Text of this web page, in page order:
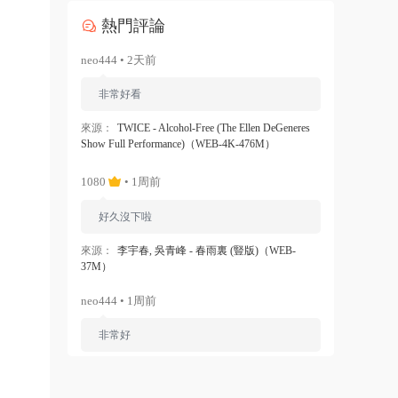
熱門評論
neo444 • 2天前
非常好看
來源：
TWICE - Alcohol-Free (The Ellen DeGeneres
Show Full Performance)（WEB-4K-476M）
1080 • 1周前
好久沒下啦
來源：
李宇春, 吳青峰 - 春雨裏 (豎版)（WEB-
37M）
neo444 • 1周前
非常好